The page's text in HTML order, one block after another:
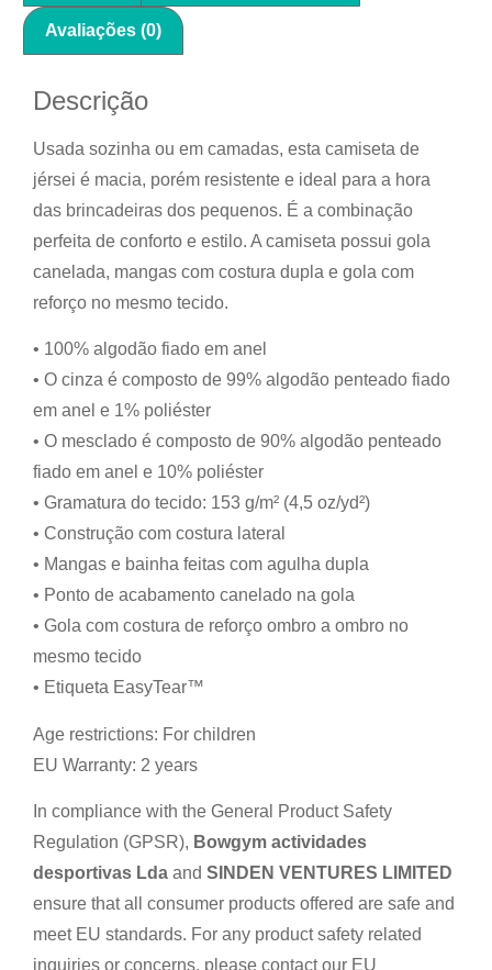
Avaliações (0)
Descrição
Usada sozinha ou em camadas, esta camiseta de
jérsei é macia, porém resistente e ideal para a hora
das brincadeiras dos pequenos. É a combinação
perfeita de conforto e estilo. A camiseta possui gola
canelada, mangas com costura dupla e gola com
reforço no mesmo tecido.
• 100% algodão fiado em anel
• O cinza é composto de 99% algodão penteado fiado
em anel e 1% poliéster
• O mesclado é composto de 90% algodão penteado
fiado em anel e 10% poliéster
• Gramatura do tecido: 153 g/m² (4,5 oz/yd²)
• Construção com costura lateral
• Mangas e bainha feitas com agulha dupla
• Ponto de acabamento canelado na gola
• Gola com costura de reforço ombro a ombro no
mesmo tecido
• Etiqueta EasyTear™
Age restrictions: For children
EU Warranty: 2 years
In compliance with the General Product Safety
Regulation (GPSR), Bowgym actividades
desportivas Lda and SINDEN VENTURES LIMITED
ensure that all consumer products offered are safe and
meet EU standards. For any product safety related
inquiries or concerns, please contact our EU